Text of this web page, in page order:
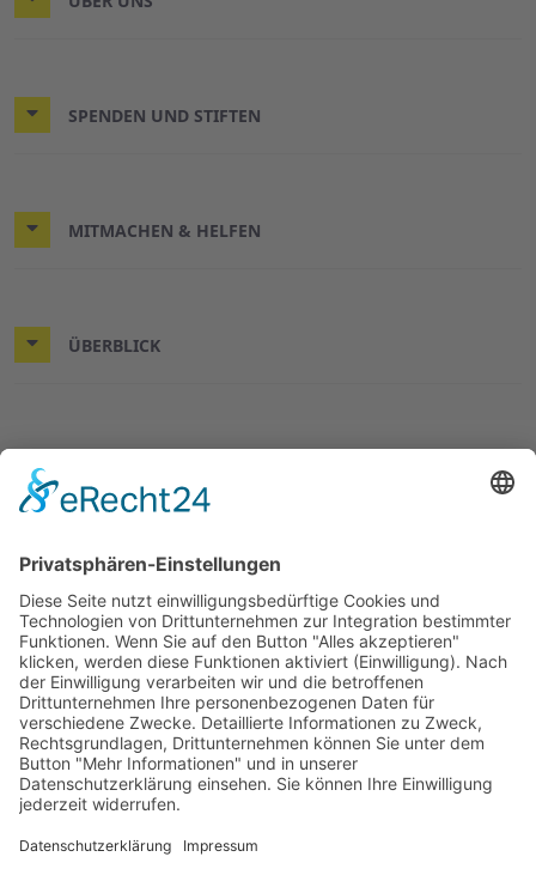
SPENDEN UND STIFTEN
MITMACHEN & HELFEN
ÜBERBLICK
Impressum
Datenschutz
ASB.de
ASB-Mitarbeiterportal (BV)
Cookie-Einstellungen